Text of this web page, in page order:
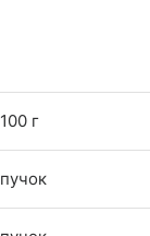
100 г
пучок